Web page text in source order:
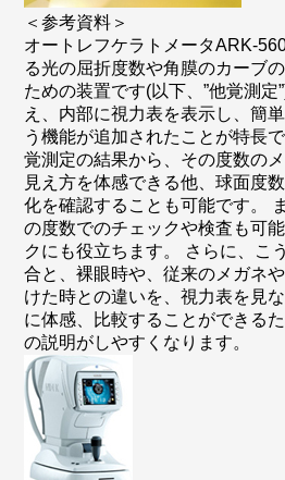
＜参考資料＞
オートレフケラトメータARK-
る光の屈折度数や角膜のカーブ
ための装置です(以下、”他覚測定
え、内部に視力表を表示し、簡
う機能が追加されたことが特長
覚測定の結果から、その度数の
見え方を体感できる他、球面度
化を確認することも可能です。
の度数でのチェックや検査も可
クにも役立ちます。 さらに、こ
合と、裸眼時や、従来のメガネ
けた時との違いを、視力表を見
に体感、比較することができる
の説明がしやすくなります。